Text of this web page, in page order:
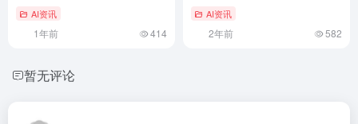
AI资讯
1年前 414
AI资讯
2年前 582
暂无评论